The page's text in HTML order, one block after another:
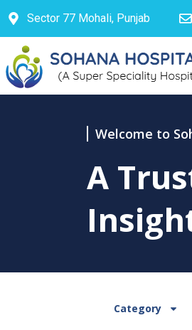
Sector 77 Mohali, Punjab
Welcome to
A
Category